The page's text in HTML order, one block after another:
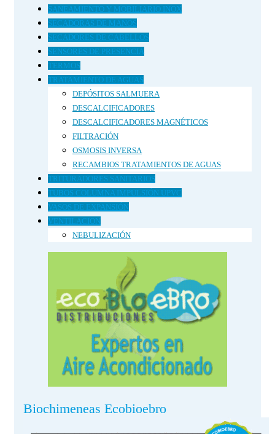
SANEAMIENTO Y MOBILIARIO INOX
SECADORAS DE MANOS
SECADORES DE CABELLOS
SENSORES DE PRESENCIA
TERMOS
TRATAMIENTO DE AGUAS
DEPÓSITOS SALMUERA
DESCALCIFICADORES
DESCALCIFICADORES MAGNÉTICOS
FILTRACIÓN
OSMOSIS INVERSA
RECAMBIOS TRATAMIENTOS DE AGUAS
TRITURADORES SANITARIOS
TUBOS COLUMNA IMPULSIÓN UPVC
VASOS DE EXPANSIÓN
VENTILACION
NEBULIZACIÓN
Biochimeneas Ecobioebro